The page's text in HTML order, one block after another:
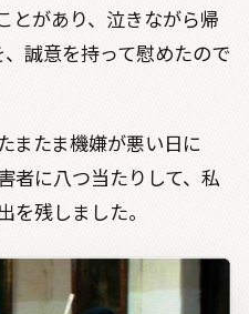
とがあり、泣きながら帰
誠意を持って慰めたので
またま機嫌が悪い日に
者に八つ当たりして、私
を残しました。